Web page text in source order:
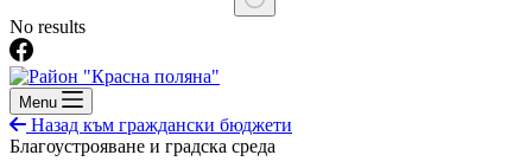
No results
Menu
Назад към граждански бюджети
Благоустрояване и градска среда